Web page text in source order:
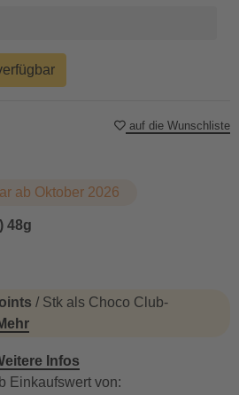
ab Oktober 2026
48g
/ Stk als Choco Club-
Infos
Einkaufswert von:
auf die Wunschliste